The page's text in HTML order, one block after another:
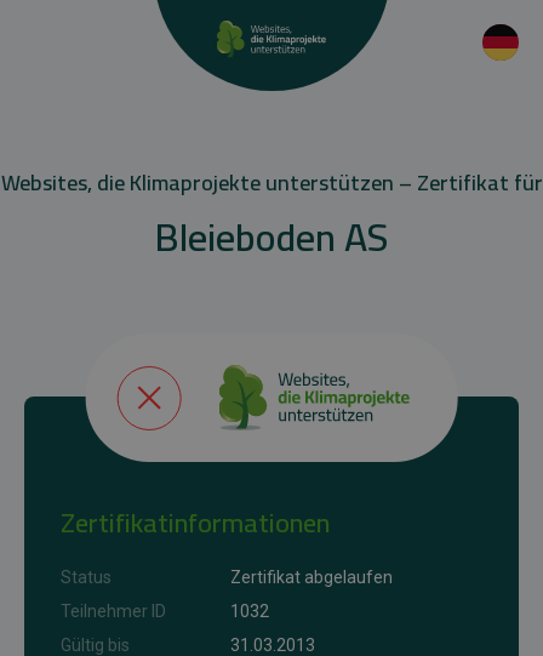
Websites, die Klimaprojekte unterstützen – Zertifikat für
Bleieboden AS
Zertifikatinformationen
Status
Zertifikat abgelaufen
Teilnehmer ID
1032
Gültig bis
31.03.2013